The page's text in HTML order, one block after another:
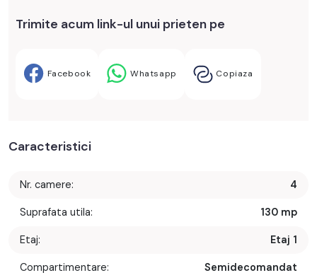
Trimite acum link-ul unui prieten pe
Facebook Whatsapp Copiaza
Caracteristici
Nr. camere: 4
Suprafata utila: 130 mp
Etaj: Etaj 1
Compartimentare: Semidecomandat